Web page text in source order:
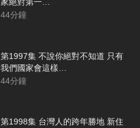
家絕對第一…
44分鐘
第1997集 不說你絕對不知道 只有
我們國家會這樣…
44分鐘
第1998集 台灣人的跨年勝地 新住